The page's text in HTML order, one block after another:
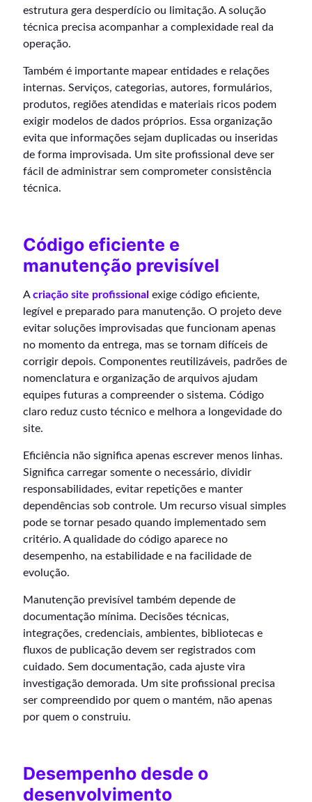
estrutura gera desperdício ou limitação. A solução
técnica precisa acompanhar a complexidade real da
operação.
Também é importante mapear entidades e relações
internas. Serviços, categorias, autores, formulários,
produtos, regiões atendidas e materiais ricos podem
exigir modelos de dados próprios. Essa organização
evita que informações sejam duplicadas ou inseridas
de forma improvisada. Um site profissional deve ser
fácil de administrar sem comprometer consistência
técnica.
Código eficiente e
manutenção previsível
Acriação site profissional exige código eficiente,
legível e preparado para manutenção. O projeto deve
evitar soluções improvisadas que funcionam apenas
no momento da entrega, mas se tornam difíceis de
corrigir depois. Componentes reutilizáveis, padrões de
nomenclatura e organização de arquivos ajudam
equipes futuras a compreender o sistema. Código
claro reduz custo técnico e melhora a longevidade do
site.
Eficiência não significa apenas escrever menos linhas.
Significa carregar somente o necessário, dividir
responsabilidades, evitar repetições e manter
dependências sob controle. Um recurso visual simples
pode se tornar pesado quando implementado sem
critério. A qualidade do código aparece no
desempenho, na estabilidade e na facilidade de
evolução.
Manutenção previsível também depende de
documentação mínima. Decisões técnicas,
integrações, credenciais, ambientes, bibliotecas e
fluxos de publicação devem ser registrados com
cuidado. Sem documentação, cada ajuste vira
investigação demorada. Um site profissional precisa
ser compreendido por quem o mantém, não apenas
por quem o construiu.
Desempenho desde o
desenvolvimento